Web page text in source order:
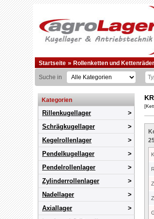
Startseite » Rollenketten und Kettenräder
Suche in
Kategorien
Rillenkugellager
Schrägkugellager
Kegelrollenlager
Pendelkugellager
Pendelrollenlager
Zylinderrollenlager
Nadellager
Axiallager